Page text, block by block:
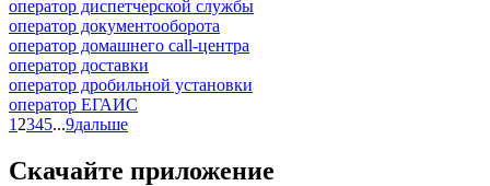
оператор диспетчерской службы
оператор документооборота
оператор домашнего call-центра
оператор доставки
оператор дробильной установки
оператор ЕГАИС
1 2345...9дальше
Скачайте приложение